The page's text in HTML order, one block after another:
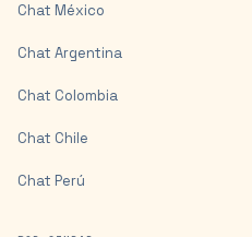
Chat México
Chat Argentina
Chat Colombia
Chat Chile
Chat Perú